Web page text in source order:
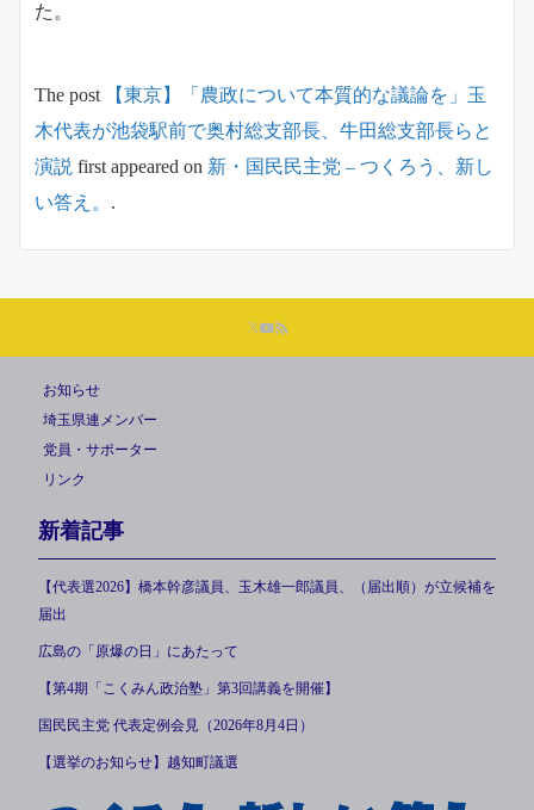
た。
The post
【東京】「農政について本質的な議論を」玉
木代表が池袋駅前で奥村総支部長、牛田総支部長らと
演説 first appeared on 新・国民民主党 – つくろう、新し
い答え。 .
お知らせ
埼玉県連メンバー
党員・サポーター
リンク
新着記事
【代表選2026】橋本幹彦議員、玉木雄一郎議員、（届出順）が立候補を
届出
広島の「原爆の日」にあたって
【第4期「こくみん政治塾」第3回講義を開催】
国民民主党 代表定例会見（2026年8月4日）
【選挙のお知らせ】越知町議選